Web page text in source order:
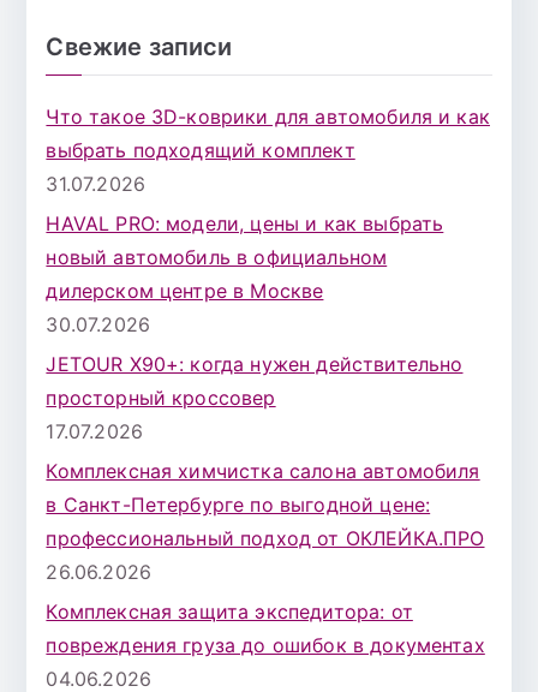
Свежие записи
Что такое 3D-коврики для автомобиля и как
выбрать подходящий комплект
31.07.2026
HAVAL PRO: модели, цены и как выбрать
новый автомобиль в официальном
дилерском центре в Москве
30.07.2026
JETOUR X90+: когда нужен действительно
просторный кроссовер
17.07.2026
Комплексная химчистка салона автомобиля
в Санкт-Петербурге по выгодной цене:
профессиональный подход от ОКЛЕЙКА.ПРО
26.06.2026
Комплексная защита экспедитора: от
повреждения груза до ошибок в документах
04.06.2026